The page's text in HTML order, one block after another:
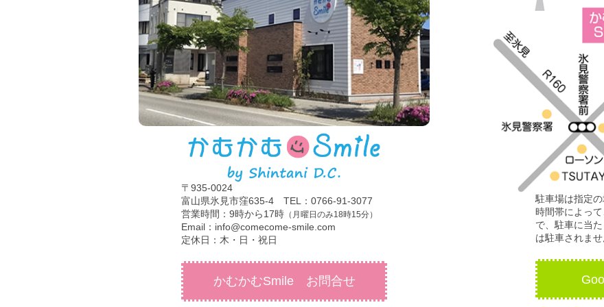
〒935-0024
富山県氷見市窪635-4 TEL：0766-91-3077
営業時間：9時から17時 （月曜日のみ18時15分）
Email：info@comecome-smile.com
定休日：木・日・祝日
かむかむSmile お問合せ
駐車場は指定の
時間帯によっ
で、駐車に当
は駐車されま